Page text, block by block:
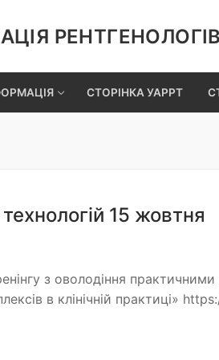
РЕНТГЕНОЛОГІВ
СТОРІНКА УАРРТ
15 жовтня
з оволодіння
в клінічній практиці»